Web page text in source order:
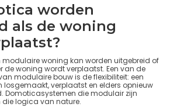
worden
als de woning
woning kan worden uitgebreid of
de woning wordt verplaatst. Een van de
modulaire bouw is de flexibiliteit: een
losgemaakt, verplaatst en elders opnieuw
Domoticasystemen die modulair zijn
logica van nature.